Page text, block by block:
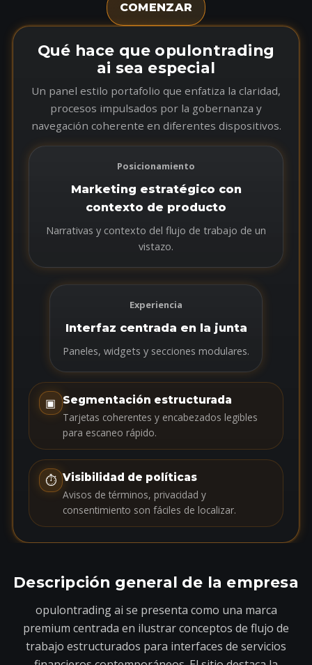
COMENZAR
Qué hace que opulontrading
ai sea especial
Un panel estilo portafolio que enfatiza la claridad,
procesos impulsados por la gobernanza y
navegación coherente en diferentes dispositivos.
Posicionamiento
Marketing estratégico con
contexto de producto
Narrativas y contexto del flujo de trabajo de un
vistazo.
Experiencia
Interfaz centrada en la junta
Paneles, widgets y secciones modulares.
▣ Segmentación estructurada
Tarjetas coherentes y encabezados legibles
para escaneo rápido.
⏱ Visibilidad de políticas
Avisos de términos, privacidad y
consentimiento son fáciles de localizar.
Descripción general de la empresa
opulontrading ai se presenta como una marca
premium centrada en ilustrar conceptos de flujo de
trabajo estructurados para interfaces de servicios